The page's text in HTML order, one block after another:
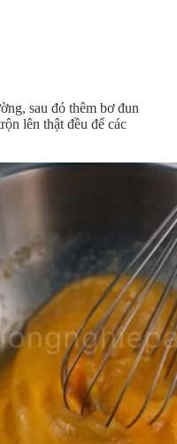
sau đó thêm bơ đun
lên thật đều để các